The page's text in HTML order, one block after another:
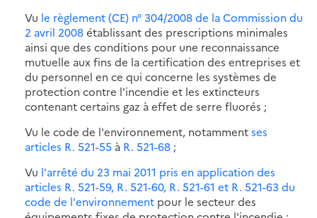
Vu le règlement (CE) n° 304/2008 de la Commission du
2 avril 2008établissant des prescriptions minimales
ainsi que des conditions pour une reconnaissance
mutuelle aux fins de la certification des entreprises et
du personnel en ce qui concerne les systèmes de
protection contre l'incendie et les extincteurs
contenant certains gaz à effet de serre fluorés ;
Vu le code de l'environnement, notammentses
articles R. 521-55 à R. 521-68 ;
Vu l'arrêté du 23 mai 2011 pris en application des
articles R. 521-59, R. 521-60, R. 521-61 et R. 521-63 du
code de l'environnement pour le secteur des